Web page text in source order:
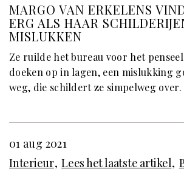
MARGO VAN ERKELENS
ERG ALS HAAR
MISLUKKEN
Ze ruilde het bureau voor het
doeken op in lagen, een mislukking
weg, die schildert ze simpelweg over.
01 aug 2021
Interieur Lees het laatste artikel